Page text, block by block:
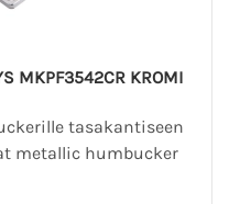
MKPF3542CR KROMI
tasakantiseen
metallic humbucker